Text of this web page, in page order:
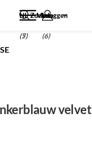
NL Zoeken
(5)
Inloggen
(6)
Menu
(7)
velvet